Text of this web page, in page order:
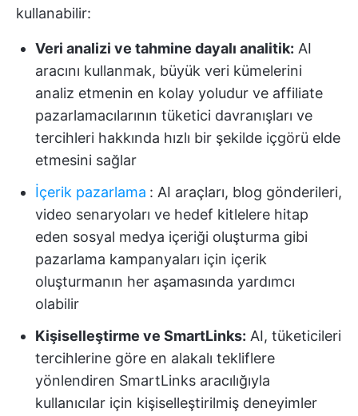
kullanabilir:
Veri analizi ve tahmine dayalı analitik: AI
aracını kullanmak, büyük veri kümelerini
analiz etmenin en kolay yoludur ve affiliate
pazarlamacılarının tüketici davranışları ve
tercihleri hakkında hızlı bir şekilde içgörü elde
etmesini sağlar
İçerik pazarlama : AI araçları, blog gönderileri,
video senaryoları ve hedef kitlelere hitap
eden sosyal medya içeriği oluşturma gibi
pazarlama kampanyaları için içerik
oluşturmanın her aşamasında yardımcı
olabilir
Kişiselleştirme ve SmartLinks: AI, tüketicileri
tercihlerine göre en alakalı tekliflere
yönlendiren SmartLinks aracılığıyla
kullanıcılar için kişiselleştirilmiş deneyimler